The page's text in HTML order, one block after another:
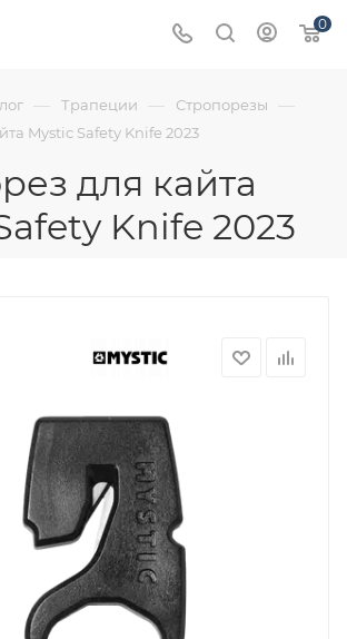
0
— Трапеции — Стропорезы —
Mystic Safety Knife 2023
для кайта
Knife 2023